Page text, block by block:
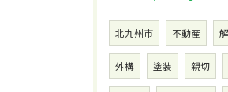
北九州市 不動産
外構 塗装 親切